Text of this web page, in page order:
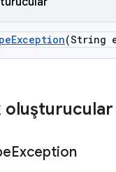
Exception(String
oluşturucular
Exception